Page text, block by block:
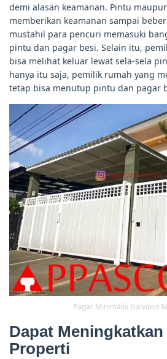
demi alasan keamanan. Pintu
memberikan keamanan sampai
mustahil para pencuri memasuki
pintu dan pagar besi. Selain itu,
bisa melihat keluar lewat sela-sela
hanya itu saja, pemilik rumah yang
tetap bisa menutup pintu dan pagar
Pagar Minimalis Galvanis
Dapat
Properti